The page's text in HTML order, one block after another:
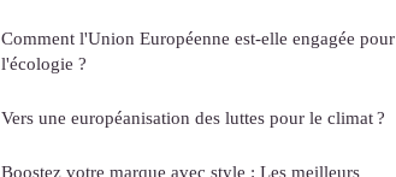
Comment l'Union Européenne est-elle engagée pour
l'écologie ?
Vers une européanisation des luttes pour le climat ?
Boostez votre marque avec style : Les meilleurs